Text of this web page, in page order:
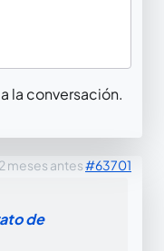
la conversación.
meses antes#63701
de